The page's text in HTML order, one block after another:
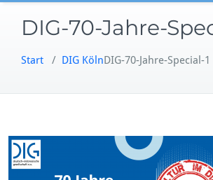
DIG-70-Jahre-
Start / DIG KölnDIG-70-Jahre-Special-1